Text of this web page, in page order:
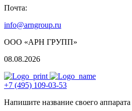
Почта:
info@arngroup.ru
ООО «АРН ГРУПП»
08.08.2026
+7 (495) 109-03-53
Напишите название своего аппарата